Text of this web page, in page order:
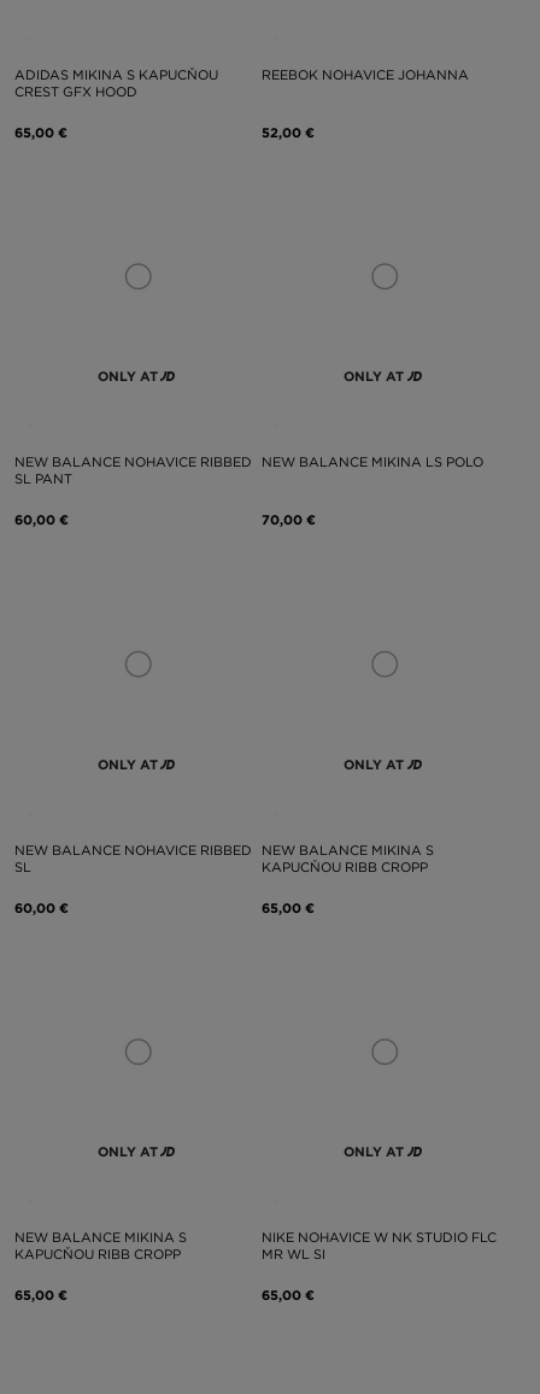
ADIDAS MIKINA S KAPUCŇOU
CREST GFX HOOD
65,00 €
REEBOK NOHAVICE JOHANNA
52,00 €
ONLY AT
NEW BALANCE NOHAVICE RIBBED
SL PANT
60,00 €
ONLY AT
NEW BALANCE MIKINA LS POLO
70,00 €
ONLY AT
NEW BALANCE NOHAVICE RIBBED
SL
60,00 €
ONLY AT
NEW BALANCE MIKINA S
KAPUCŇOU RIBB CROPP
65,00 €
ONLY AT
NEW BALANCE MIKINA S
KAPUCŇOU RIBB CROPP
65,00 €
ONLY AT
NIKE NOHAVICE W NK STUDIO FLC
MR WL SI
65,00 €